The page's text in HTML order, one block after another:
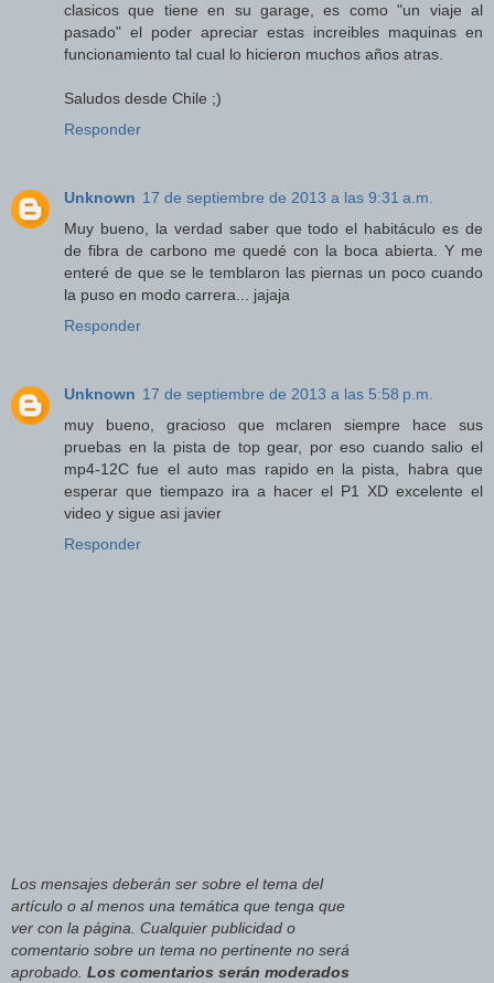
clasicos que tiene en su garage, es como "un viaje al
pasado" el poder apreciar estas increibles maquinas en
funcionamiento tal cual lo hicieron muchos años atras.
Saludos desde Chile ;)
Responder
Unknown 17 de septiembre de 2013 a las 9:31 a.m.
Muy bueno, la verdad saber que todo el habitáculo es de
de fibra de carbono me quedé con la boca abierta. Y me
enteré de que se le temblaron las piernas un poco cuando
la puso en modo carrera... jajaja
Responder
Unknown 17 de septiembre de 2013 a las 5:58 p.m.
muy bueno, gracioso que mclaren siempre hace sus
pruebas en la pista de top gear, por eso cuando salio el
mp4-12C fue el auto mas rapido en la pista, habra que
esperar que tiempazo ira a hacer el P1 XD excelente el
video y sigue asi javier
Responder
Los mensajes deberán ser sobre el tema del
artículo o al menos una temática que tenga que
ver con la página. Cualquier publicidad o
comentario sobre un tema no pertinente no será
aprobado. Los comentarios serán moderados